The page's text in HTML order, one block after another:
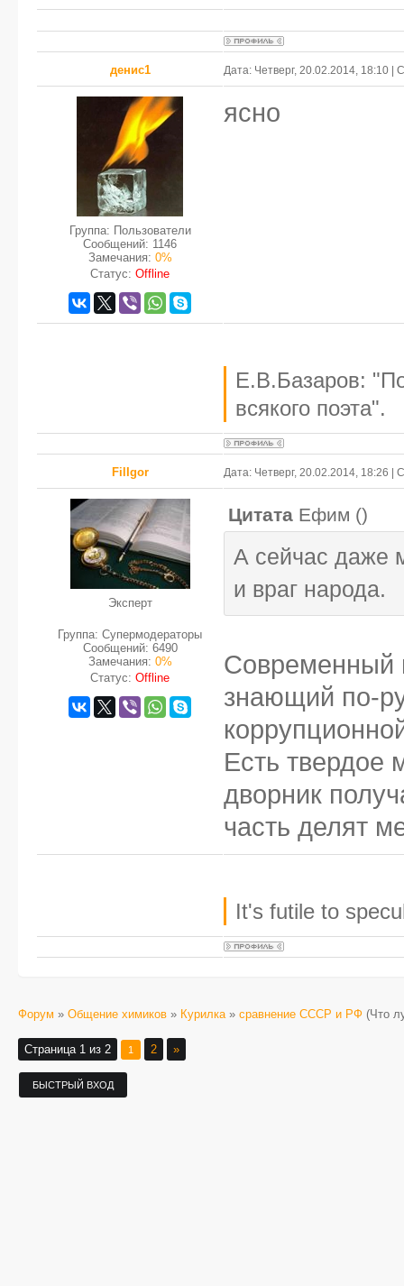
денис1 Дата: Четверг, 20.02.2014, 18:10
Группа: Пользователи
Сообщений: 1146
Замечания: 0%
Статус: Offline
ясно
Е.В.Базаров:
всякого поэта".
FilIgor Дата: Четверг, 20.02.2014, 18:26
Эксперт
Группа: Супермодераторы
Сообщений: 6490
Замечания: 0%
Статус: Offline
Цитата Ефим ()
А сейчас даже
и враг народа.
Современный
знающий по-
Есть твердое
дворник
часть делят
It's futile to
Форум » Общение химиков » Курилка » сравнение СССР и РФ (Что
Страница 1 из 2 1 2 »